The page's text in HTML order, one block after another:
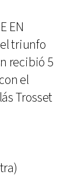
EN
triunfo
recibió 5
el
Trosset